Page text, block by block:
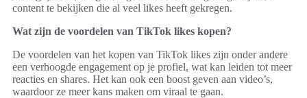
content te bekijken die al veel likes heeft gekregen.
Wat zijn de voordelen van TikTok likes kopen?
De voordelen van het kopen van TikTok likes zijn onder andere
een verhoogde engagement op je profiel, wat kan leiden tot meer
reacties en shares. Het kan ook een boost geven aan video’s,
waardoor ze meer kans maken om viraal te gaan.